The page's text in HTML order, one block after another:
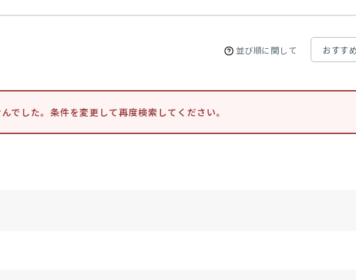
並び順に関して
でした。条件を変更して再度検索してください。